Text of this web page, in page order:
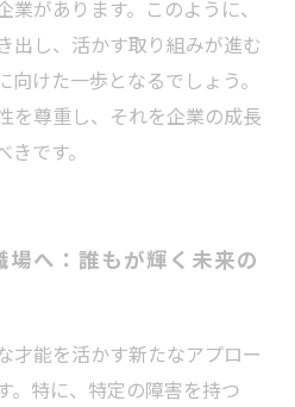
があります。このように、
出し、活かす取り組みが進む
けた一歩となるでしょう。
を尊重し、それを企業の成長
です。
へ：誰もが輝く未来の
才能を活かす新たなアプロー
。特に、特定の障害を持つ